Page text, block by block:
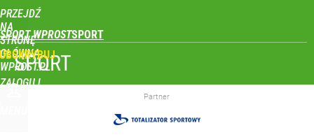
PRZEJDŹ
NA
STRONĘ
GŁÓWNĄ
WPROST.PL
SPORT WPROST
ZALOGUJ
SPORT
Partner